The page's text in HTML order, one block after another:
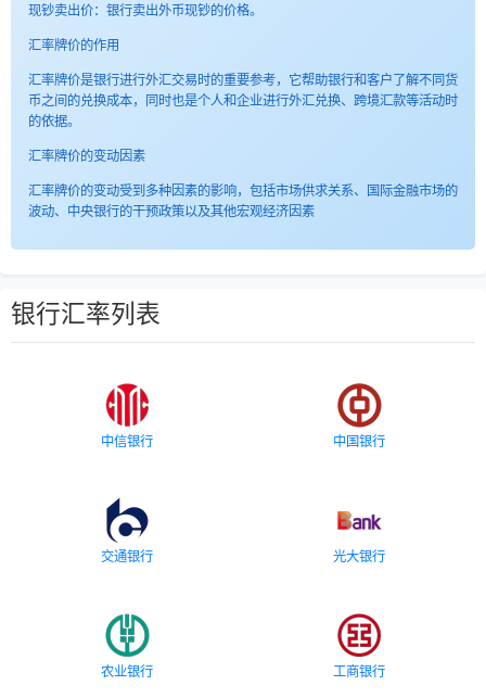
现钞卖出价：银行卖出外币现钞的价格。
汇率牌价的作用
汇率牌价是银行进行外汇交易时的重要参考，它帮助银行和客户了解不同货
币之间的兑换成本，同时也是个人和企业进行外汇兑换、跨境汇款等活动时
的依据。
汇率牌价的变动因素
汇率牌价的变动受到多种因素的影响，包括市场供求关系、国际金融市场的
波动、中央银行的干预政策以及其他宏观经济因素
银行汇率列表
中信银行 中国银行
交通银行 光大银行
农业银行 工商银行